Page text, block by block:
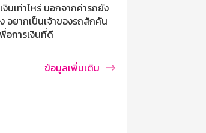
นเท่าไหร่ นอกจากค่ารถยัง
อยากเป็นเจ้าของรถสักคัน
อการเงินที่ดี
ข้อมูลเพิ่มเติม